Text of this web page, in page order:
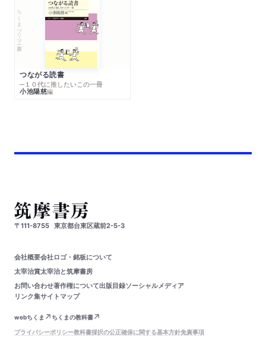
ちくまプリマー新書
つながる読書
─１０代に推したいこの一冊
小池陽慈編
〒111-8755 東京都台東区蔵前2-5-3
会社概要会社ロゴ・銘板について
太宰治賞太宰治と筑摩書房
お問い合わせ著作権について出版目録ソーシャルメディア
リンク集サイトマップ
webちくま
ちくまの教科書
プライバシーポリシー教科書採択の公正確保に関する基本方針免責事項